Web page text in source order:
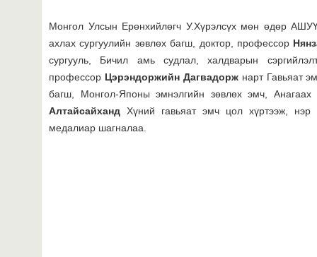
Монгол Улсын Ерөнхийлөгч У.Хүрэлсүх мөн өдөр
ахлах сургуулийн зөвлөх багш, доктор, профессор
сургууль, Бичил амь судлал, халдварын
профессор Цэрэндоржийн Дагвадоржнарт Гавьяат
багш, Монгол-Японы эмнэлгийн зөвлөх эмч,
Алтайсайханд Хүний гавьяат эмч цол хүртээж,
медалиар шагналаа.